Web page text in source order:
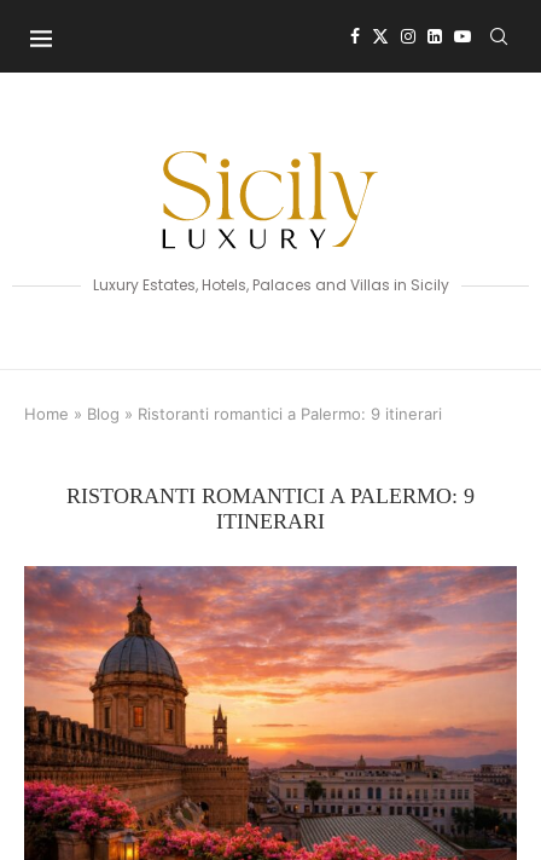
Luxury Estates, Hotels, Palaces and Villas in Sicily
Home » Blog » Ristoranti romantici a Palermo: 9 itinerari
RISTORANTI ROMANTICI A PALERMO: 9
ITINERARI